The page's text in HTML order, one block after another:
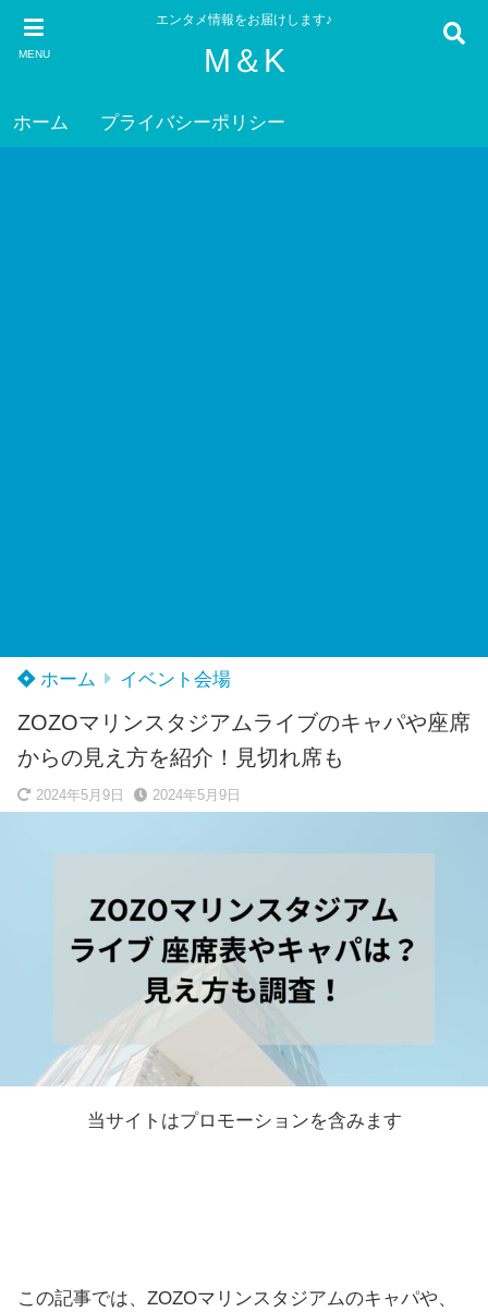
MENU
エンタメ情報をお届けします♪
M＆K
ホーム プライバシーポリシー
ホーム イベント会場
ZOZOマリンスタジアムライブのキャパや座席
からの見え方を紹介！見切れ席も
2024年5月9日 2024年5月9日
当サイトはプロモーションを含みます
この記事では、ZOZOマリンスタジアムのキャパや、